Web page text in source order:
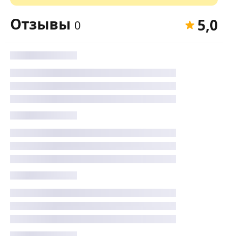
Отзывы 0 5,0